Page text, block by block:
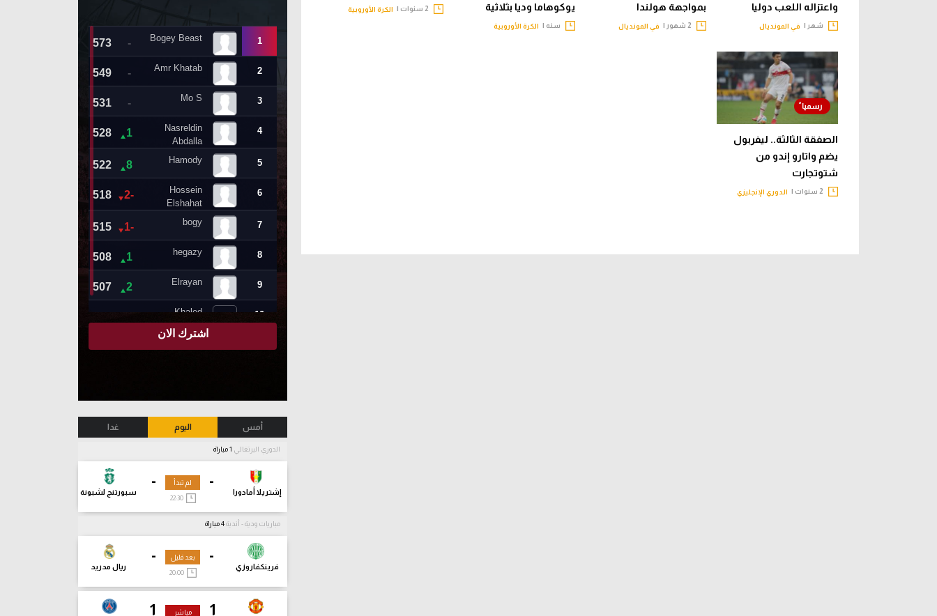
واعتزاله اللعب دوليا
شهر | في المونديال
بمواجهة هولندا
في المونديال
يوكوهاما وديا بثلاثية
سنه | الكرة الأوروبية
الكرة الأوروبية
الصفقة الثالثة.. ليفربول
يضم واتارو إندو من
شتوتجارت
الدوري الإنجليزي
أمس اليوم غدا
الدوري البرتغالي
-
إشتريلا أمادورا
-
سبورتنج لشبونة
لم تبدأ
22:30
مباريات ودية - أندية
-
فرينكفاروزي
-
ريال مدريد
بعد قليل
20:00
1
1
مباشر